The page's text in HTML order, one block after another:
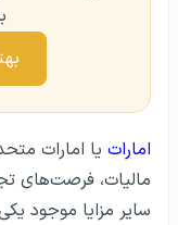
امارات یا امارات
مالیات، فرصت‌های
سایر مزایا موجود